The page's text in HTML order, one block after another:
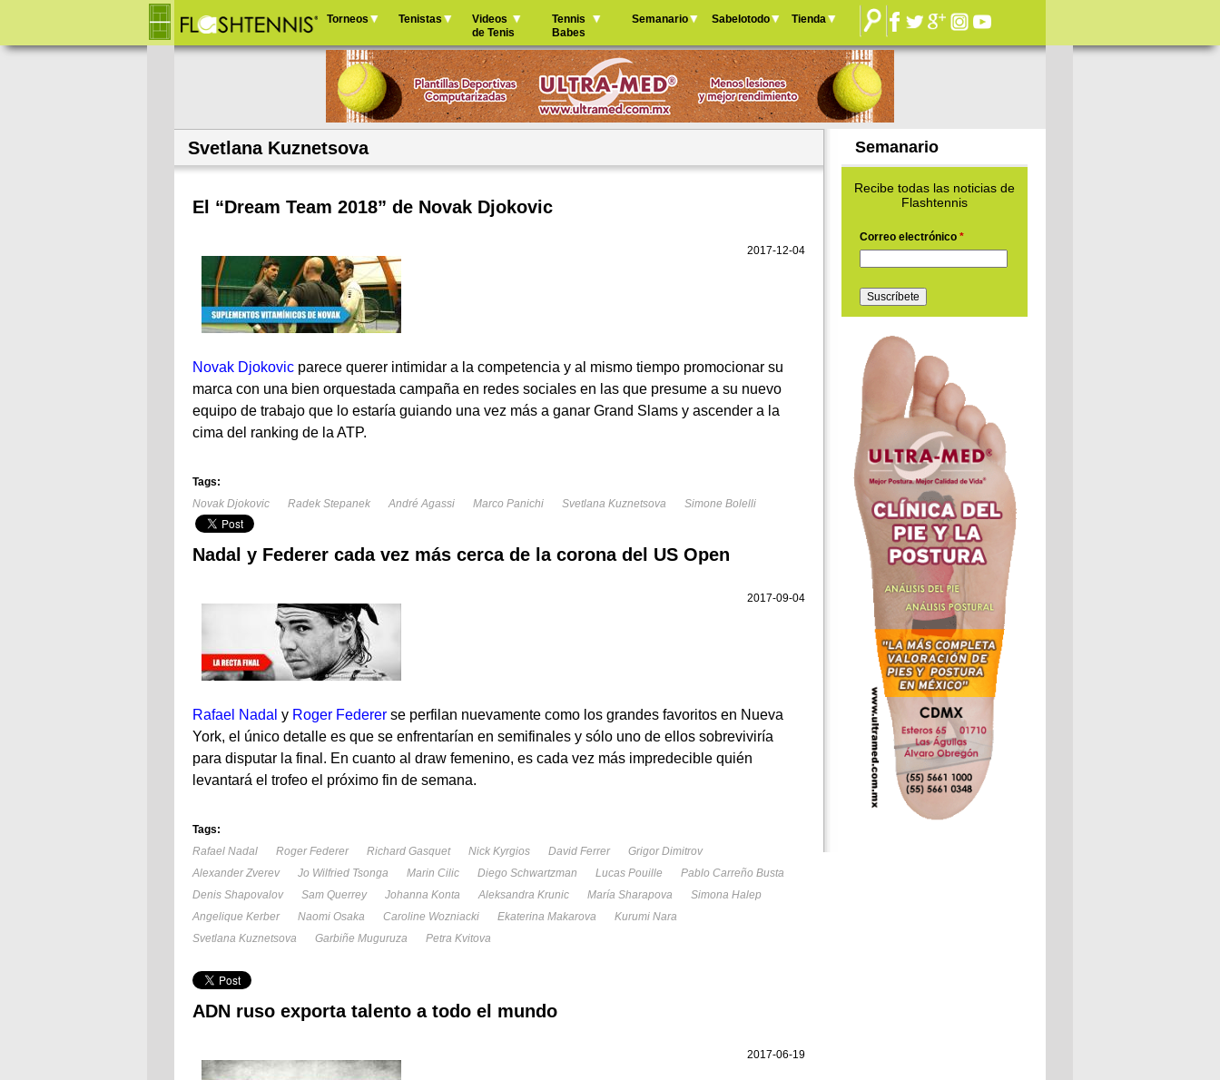
Jump to navigation
principal
Torneos Tenistas
Videos
de Tenis
Tennis
Babes
Semanario Sabelotodo Tienda
Svetlana Kuznetsova
El “Dream Team 2018” de Novak Djokovic
2017-12-04
Novak Djokovic parece querer intimidar a la competencia y al mismo tiempo promocionar su
marca con una bien orquestada campaña en redes sociales en las que presume a su nuevo
equipo de trabajo que lo estaría guiando una vez más a ganar Grand Slams y ascender a la
cima del ranking de la ATP.
Tags:
Novak Djokovic
Radek Stepanek André Agassi Marco Panichi Svetlana Kuznetsova Simone Bolelli
Nadal y Federer cada vez más cerca de la corona del US Open
2017-09-04
Rafael Nadal y Roger Federer se perfilan nuevamente como los grandes favoritos en Nueva
York, el único detalle es que se enfrentarían en semifinales y sólo uno de ellos sobreviviría
para disputar la final. En cuanto al draw femenino, es cada vez más impredecible quién
levantará el trofeo el próximo fin de semana.
Tags:
Rafael Nadal
Roger Federer Richard Gasquet Nick Kyrgios David Ferrer
Grigor Dimitrov
Alexander Zverev
Jo Wilfried Tsonga Marin Cilic Diego Schwartzman Lucas Pouille
Pablo Carreño Busta
Denis Shapovalov
Sam Querrey Johanna Konta Aleksandra Krunic María Sharapova
Simona Halep
Angelique Kerber
Naomi Osaka Caroline Wozniacki Ekaterina Makarova
Kurumi Nara
Svetlana Kuznetsova
Garbiñe Muguruza Petra Kvitova
ADN ruso exporta talento a todo el mundo
2017-06-19
Semanario
Recibe todas las noticias de
Flashtennis
Correo electrónico *